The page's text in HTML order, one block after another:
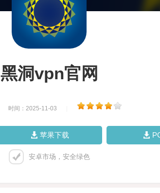
黑洞vpn官网
时间：2025-11-03
苹果下载
安卓市场，安全绿色